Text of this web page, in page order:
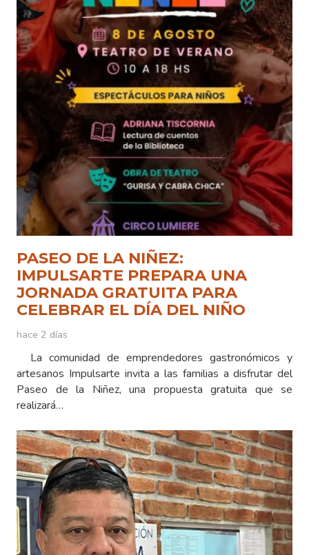
PASEO DE LA NIÑEZ:
IMPULSARTE PREPARA UNA
JORNADA GRATUITA PARA
CELEBRAR EL DÍA DEL NIÑO
hace 2 días
La comunidad de emprendedores gastronómicos y
artesanos Impulsarte invita a las familias a disfrutar del
Paseo de la Niñez, una propuesta gratuita que se
realizará…